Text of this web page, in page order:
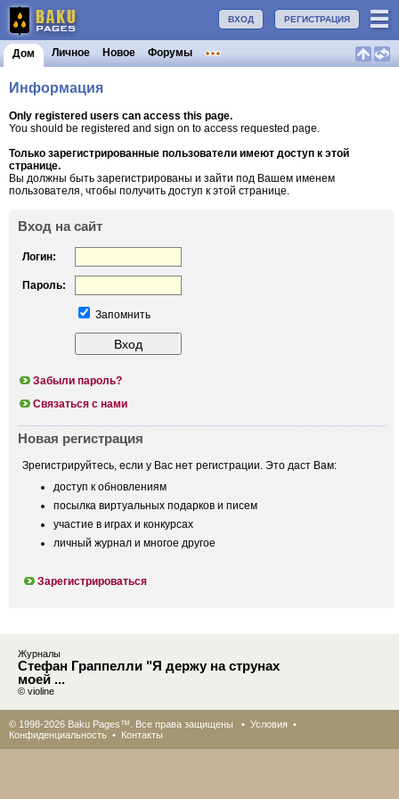
РЕГИСТРАЦИЯ
ВХОД
Дом Личное Новое Форумы
Информация
Only registered users can access this page.
You should be registered and sign on to access requested page.
Только зарегистрированные пользователи имеют доступ к этой
странице.
Вы должны быть зарегистрированы и зайти под Вашем именем
пользователя, чтобы получить доступ к этой странице.
Вход на сайт
Логин:
Пароль:
Запомнить
Забыли пароль?
Связаться с нами
Новая регистрация
Зрегистрируйтесь, если у Вас нет регистрации. Это даст Вам:
доступ к обновлениям
посылка виртуальных подарков и писем
участие в играх и конкурсах
личный журнал и многое другое
Зарегистрироваться
Журналы
Стефан Граппелли "Я держу на струнах
моей ...
© violine
© 1998-2026 Baku Pages™. Все права защищены • Условия •
Конфиденциальность • Контакты